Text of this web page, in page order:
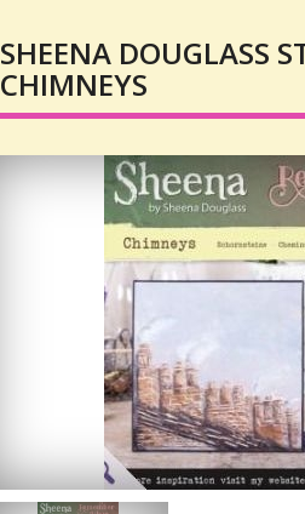
SHEENA DOUGLASS
CHIMNEYS